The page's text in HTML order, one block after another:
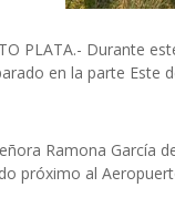
PLATA.- Durante
en la parte Este
Ramona García
próximo al